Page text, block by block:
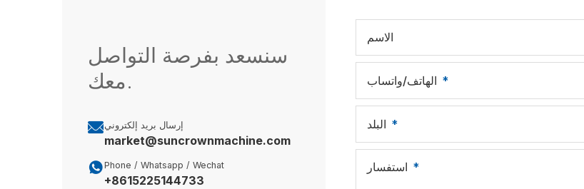
الاسم
الهاتف/واتساب
البلد
استفسار
سنسعد بفرصة التواصل
معك.
إرسال بريد إلكتروني
market@suncrownmachine.com
Phone / Whatsapp / Wechat
+8615225144733